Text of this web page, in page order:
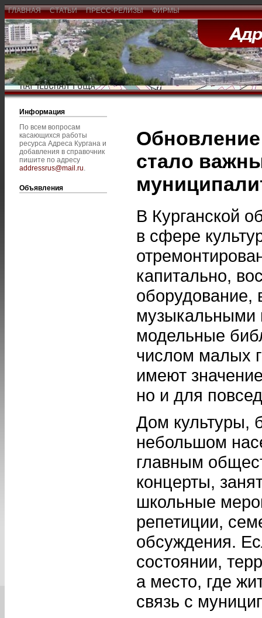
ГЛАВНАЯ СТАТЬИ ПРЕСС-РЕЛИЗЫ ФИРМЫ
Информация
По всем вопросам
касающихся работы
ресурса Адреса Кургана и
добавления в справочник
пишите по адресу
addressrus@mail.ru.
Объявления
стало
В Курганской
в сфере
капитально,
оборудование,
музыкальными
модельные
числом малых
имеют
но и для
Дом культуры,
небольшом
главным
концерты,
школьные
репетиции,
обсуждения.
состоянии,
а место, где
связь с